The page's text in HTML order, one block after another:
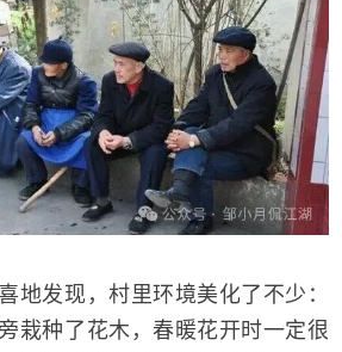
发现，村里环境美化了不少：
栽种了花木，春暖花开时一定很